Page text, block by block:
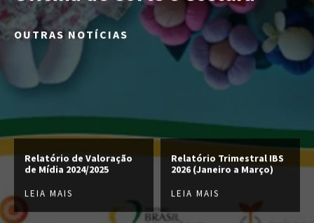
OUTRAS NOTÍCIAS
Relatório de Valoração
de Mídia 2024/2025
LEIA MAIS
Relatório Trimestral IBS
2026 (Janeiro a Março)
LEIA MAIS